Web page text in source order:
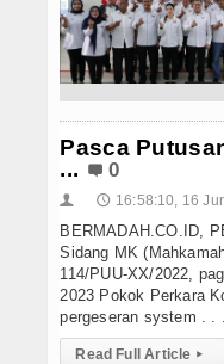
Hukrim
Politik
Berita Foto
Budaya & Pariwisata
Ekbis
Olahraga
Pasca
...
0
👤 🕔 16:58:10, 16
BERMADAH.CO.ID,
Sidang MK
114/PUU-XX/2022,
2023 Pokok Perkara
pergeseran system . . .
Read Full Article ▸